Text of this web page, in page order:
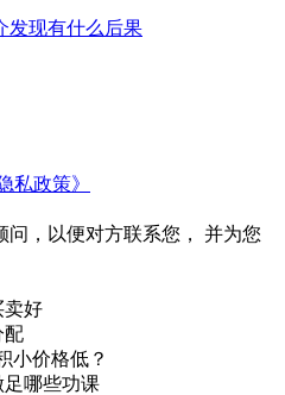
发现有什么后果
私政策》
，以便对方联系您， 并为您
卖好
配
小价格低？
足哪些功课